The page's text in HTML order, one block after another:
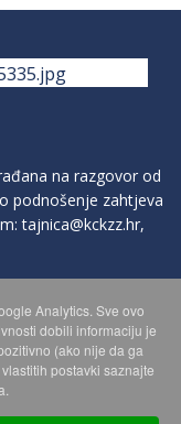
na razgovor od
podnošenje zahtjeva
tajnica@kckzz.hr,
PODATAKA
Analytics. Sve ovo
dobili informaciju je
(ako nije da ga
postavki saznajte